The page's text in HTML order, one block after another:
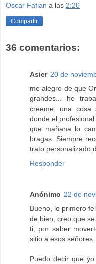
Oscar Fafian a las 2:20
Compartir
36 comentarios:
Asier 20 de
me alegro de que
grandes... he
creeme, una
donde el
que mañana lo
bragas. Siempre
trato personalizado
Responder
Anónimo 22 de
Bueno, lo primero
de bien, creo que
ti, por saber
sitio a esos señores.
Puedo decir que